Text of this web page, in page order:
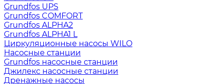
Grundfos UPS
Grundfos COMFORT
Grundfos ALPHA2
Grundfos ALPHA1 L
Циркуляционные насосы WILO
Насосные станции
Grundfos насосные станции
Джилекс насосные станции
Дренажные насосы